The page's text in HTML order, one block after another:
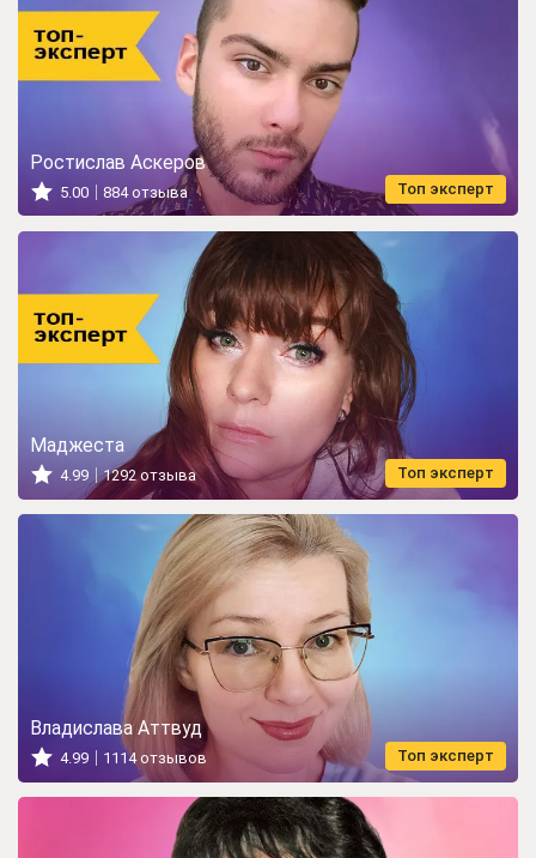
Топ эксперт
Ростислав Аскеров
5.00 884 отзыва
Топ эксперт
Маджеста
4.99 1292 отзыва
Топ эксперт
Владислава Аттвуд
4.99 1114 отзывов